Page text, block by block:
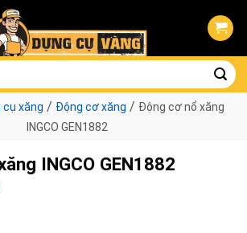
cụ xăng / Động cơ xăng / Động cơ nổ xăng
INGCO GEN1882
INGCO GEN1882